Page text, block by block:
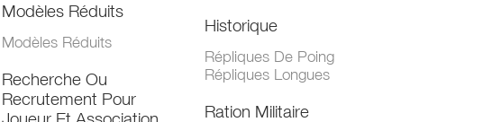
Modèles Réduits
Modèles Réduits
Recherche Ou
Recrutement Pour
Historique
Répliques De Poing
Répliques Longues
Ration Militaire